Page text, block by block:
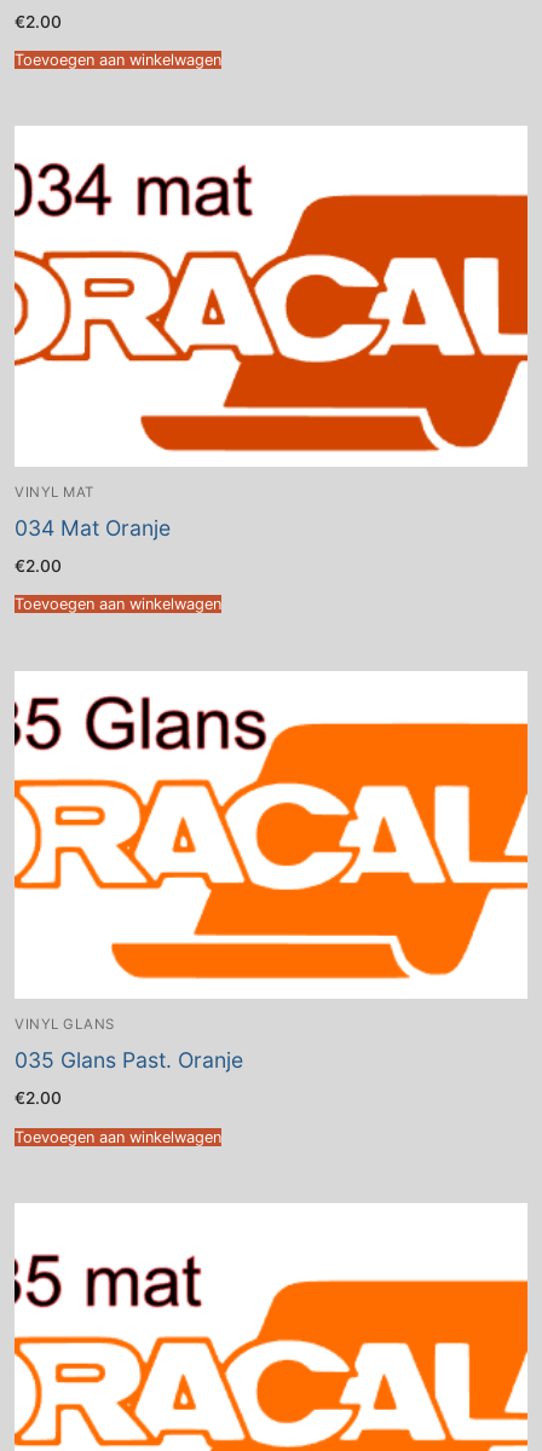
€2.00
Toevoegen aan winkelwagen
VINYL MAT
034 Mat Oranje
€2.00
Toevoegen aan winkelwagen
VINYL GLANS
035 Glans Past. Oranje
€2.00
Toevoegen aan winkelwagen